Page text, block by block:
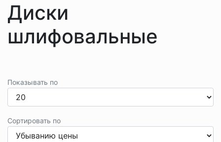
Диски
шлифовальные
Показывать по
Сортировать по